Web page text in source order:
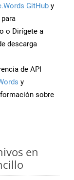
GitHub y
o Dirígete a
descarga
de API
y
sobre
en